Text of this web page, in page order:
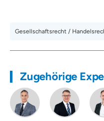
Gesellschaftsrecht /
Zugehörige